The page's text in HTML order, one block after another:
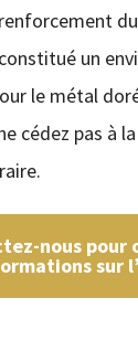
un
le métal
cédez pas à
nous pour
sur